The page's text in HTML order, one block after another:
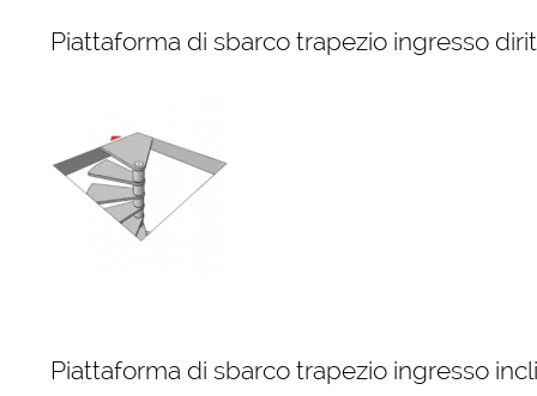
Piattaforma di sbarco trapezio ingresso
Piattaforma di sbarco trapezio ingresso